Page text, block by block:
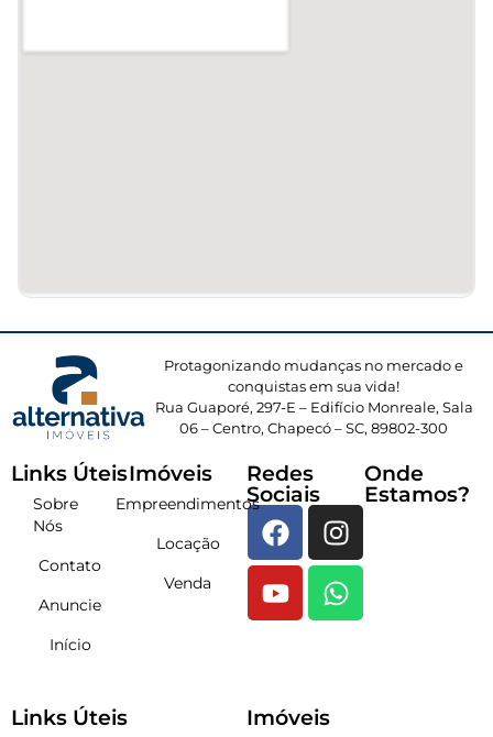
Protagonizando mudanças no mercado e
conquistas em sua vida!
Rua Guaporé, 297-E – Edifício Monreale, Sala
06 – Centro, Chapecó – SC, 89802-300
Links Úteis
Sobre
Nós
Contato
Anuncie
Início
Imóveis
Empreendimentos
Locação
Venda
Redes
Sociais
Onde
Estamos?
Links Úteis Imóveis